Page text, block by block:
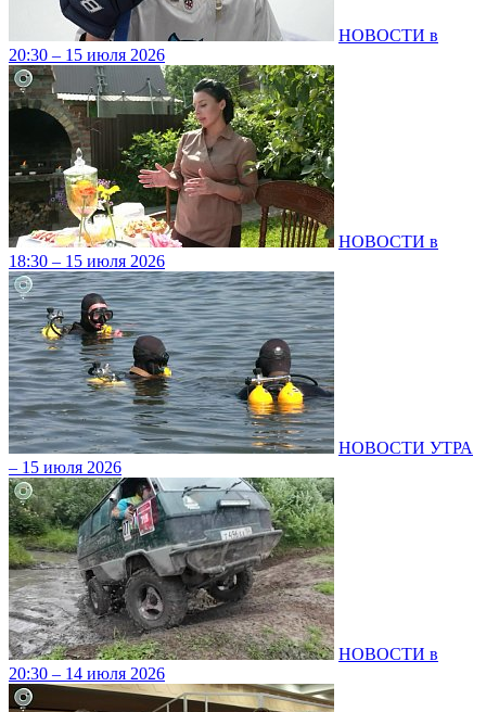
НОВОСТИ в
20:30 – 15 июля 2026
НОВОСТИ в
18:30 – 15 июля 2026
НОВОСТИ УТРА
– 15 июля 2026
НОВОСТИ в
20:30 – 14 июля 2026